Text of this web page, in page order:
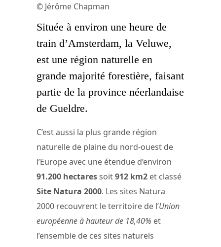
© Jérôme Chapman
Située à environ une heure de
train d’Amsterdam, la Veluwe,
est une région naturelle en
grande majorité forestière, faisant
partie de la province néerlandaise
de Gueldre.
C’est aussi la plus grande région
naturelle de plaine du nord-ouest de
l’Europe avec une étendue d’environ
91.200 hectaressoit912 km2 et classé
Site Natura 2000. Les sites Natura
2000 recouvrent le territoire de l’Union
européenne à hauteur de 18,40% et
l’ensemble de ces sites naturels